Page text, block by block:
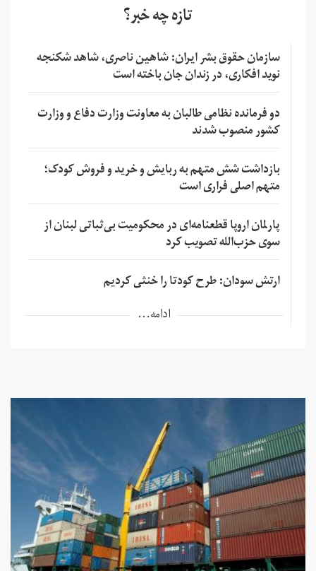
تازه چه خبر؟
سازمان حقوق بشر ایران: شاهین ناصری، شاهد شکنجه
نوید افکاری، در زندان جان باخته است
دو فرمانده نظامی طالبان به معاونت وزارت دفاع و وزارت
کشور منصوب شدند
بازداشت شش متهم به ربایش و خرید و فروش کودک؛
متهم اصلی فراری است
پارلمان اروپا قطعنامه‌ای در محکومیت بی‌ثباتی لبنان از
سوی حزب‌الله تصویب کرد
ارتش سودان: طرح کودتا را خنثی کردیم
ادامه...